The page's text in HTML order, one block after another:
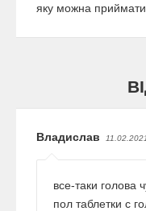
яку можна приймати.
Владислав 11.02.2021
все-таки голова
пол таблетки с